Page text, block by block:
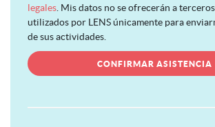
legales . Mis datos no se ofrecerán a
utilizados por LENS únicamente para
de sus actividades.